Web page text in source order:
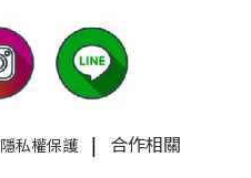
隱私權保護| 合作相關